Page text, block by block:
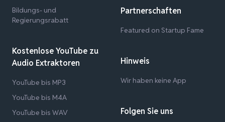
Bildungs- und
Regierungsrabatt
Kostenlose YouTube zu
Audio Extraktoren
YouTube bis MP3
YouTube bis M4A
YouTube bis WAV
Partnerschaften
Featured on Startup Fame
Hinweis
Wir haben keine App
Folgen Sie uns